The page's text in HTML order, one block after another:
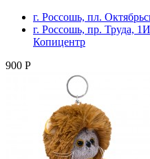
г. Россошь, пл.
г. Россошь, пр. Труда,
Копицентр
900 Р